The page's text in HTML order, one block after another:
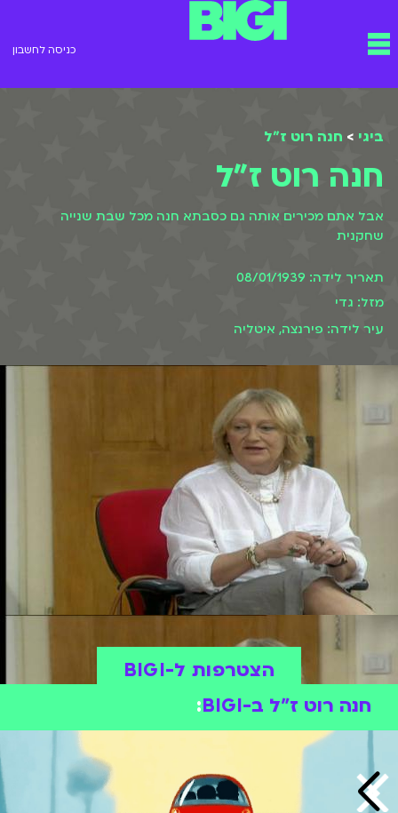
תפריט כניסה לחשבון
ביגי > חנה רוט ז"ל
חנה רוט ז"ל
אבל אתם מכירים אותה גם כסבתא חנה מכל שבת שנייה
שחקנית
תאריך לידה: 08/01/1939
מזל: גדי
עיר לידה: פירנצה, איטליה
הצטרפות ל-BIGI
חנה רוט ז"ל ב-BIGI
: